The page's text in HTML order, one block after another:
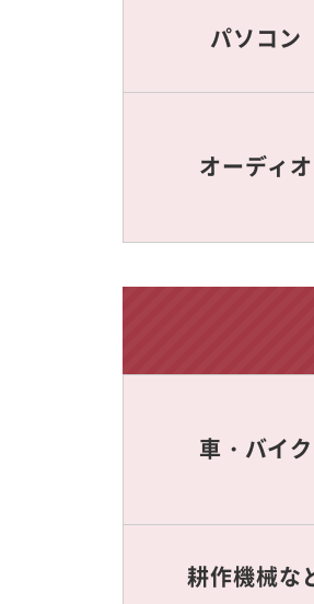
パソコン
オーディオ
車・バイク
耕作機械な